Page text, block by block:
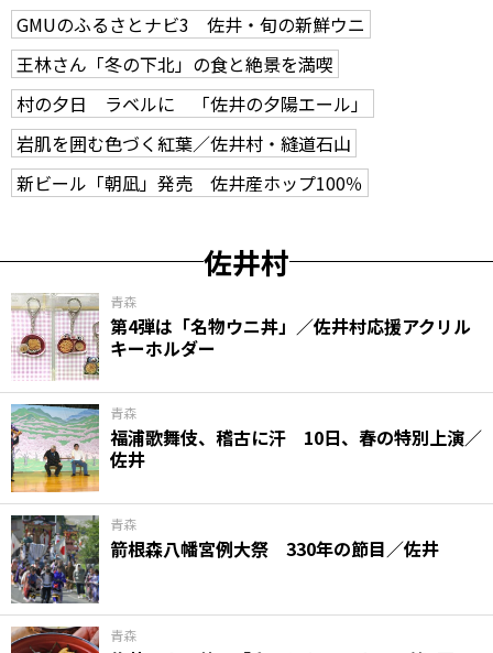
GMUのふるさとナビ3 佐井・旬の新鮮ウニ
王林さん「冬の下北」の食と絶景を満喫
村の夕日 ラベルに 「佐井の夕陽エール」
岩肌を囲む色づく紅葉／佐井村・縫道石山
新ビール「朝凪」発売 佐井産ホップ100％
佐井村
青森
第4弾は「名物ウニ丼」／佐井村応援アクリル
キーホルダー
青森
福浦歌舞伎、稽古に汗 10日、春の特別上演／
佐井
青森
箭根森八幡宮例大祭 330年の節目／佐井
青森